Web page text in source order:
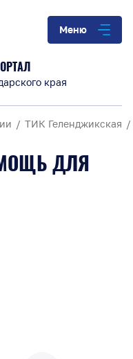
Меню
края
ТИК Геленджикская
ДЛЯ